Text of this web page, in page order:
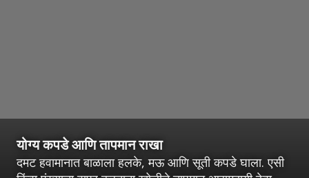
योग्य कपडे आणि तापमान राखा
दमट हवामानात बाळाला हलके, मऊ आणि सूती कपडे घाला. एसी